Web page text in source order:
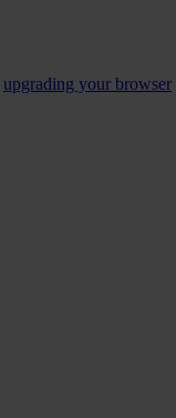
upgrading your browser